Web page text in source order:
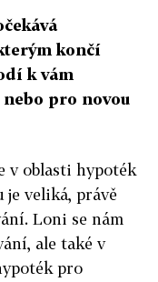
končí
k vám
pro novou
v oblasti hypoték
veliká, právě
Loni se nám
ale také v
pro